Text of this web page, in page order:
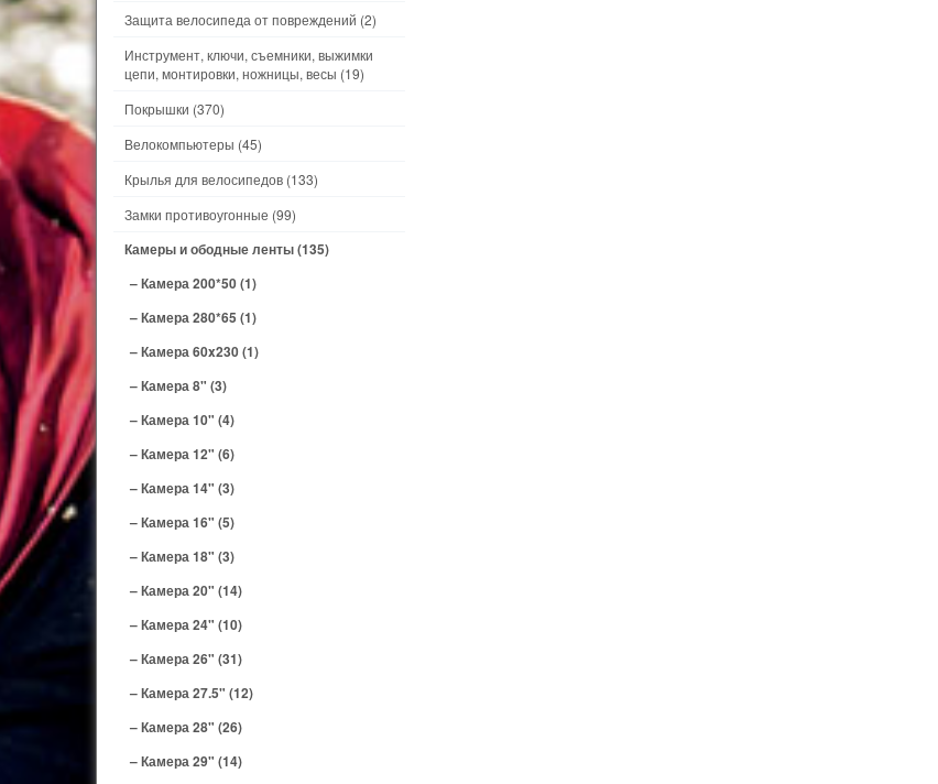
Защита велосипеда от повреждений (2)
Инструмент, ключи, съемники, выжимки
цепи, монтировки, ножницы, весы (19)
Покрышки (370)
Велокомпьютеры (45)
Крылья для велосипедов (133)
Замки противоугонные (99)
Камеры и ободные ленты(135)
– Камера 200*50(1)
– Камера 280*65 (1)
– Камера 60x230(1)
– Камера 8" (3)
– Камера 10" (4)
– Камера 12" (6)
– Камера 14" (3)
– Камера 16" (5)
– Камера 18" (3)
– Камера 20" (14)
– Камера 24" (10)
– Камера 26" (31)
– Камера 27.5" (12)
– Камера 28" (26)
– Камера 29" (14)